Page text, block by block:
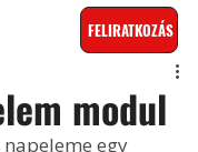
FELIRATKOZÁS
modul
egy